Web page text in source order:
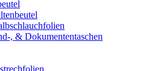
, & Dokumententaschen